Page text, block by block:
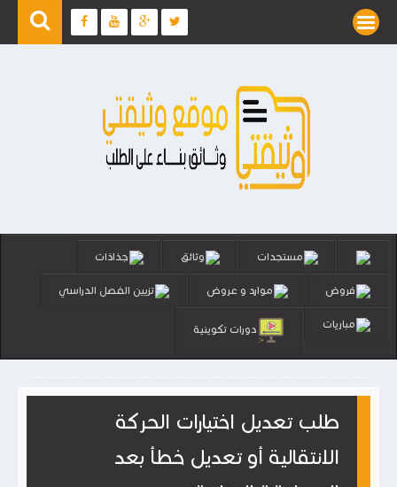
مستجدات وثائق جذاذات
فروض موارد و عروض تزيين الفصل الدراسي
مباريات دورات تكوينية
طلب تعديل اختيارات الحركة
الانتقالية أو تعديل خطأ بعد